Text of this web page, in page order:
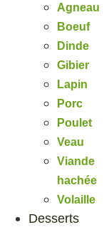
Agneau
Boeuf
Dinde
Gibier
Lapin
Porc
Poulet
Veau
Viande
hachée
Volaille
Desserts